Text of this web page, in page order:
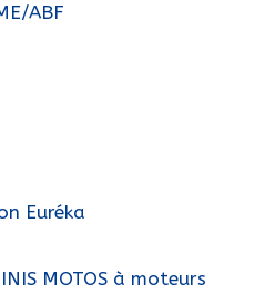
ABF
Euréka
MOTOS à moteurs